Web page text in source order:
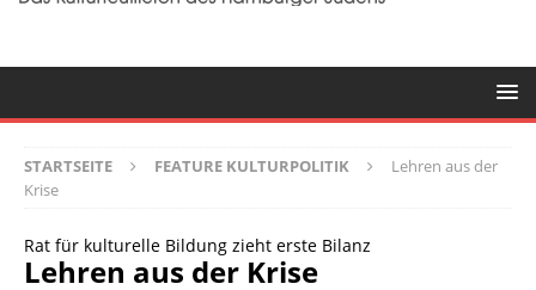
STARTSEITE FEATURE KULTURPOLITIK
Lehren aus der
Krise
Rat für kulturelle Bildung zieht erste Bilanz
Lehren aus der Krise